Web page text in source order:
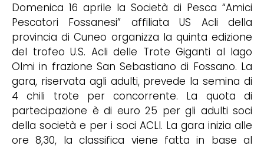
Domenica 16 aprile la Società di Pesca “Amici
Pescatori Fossanesi” affiliata US Acli della
provincia di Cuneo organizza la quinta edizione
del trofeo U.S. Acli delle Trote Giganti al lago
Olmi in frazione San Sebastiano di Fossano. La
gara, riservata agli adulti, prevede la semina di
4 chili trote per concorrente. La quota di
partecipazione è di euro 25 per gli adulti soci
della società e per i soci ACLI. La gara inizia alle
ore 8,30, la classifica viene fatta in base al